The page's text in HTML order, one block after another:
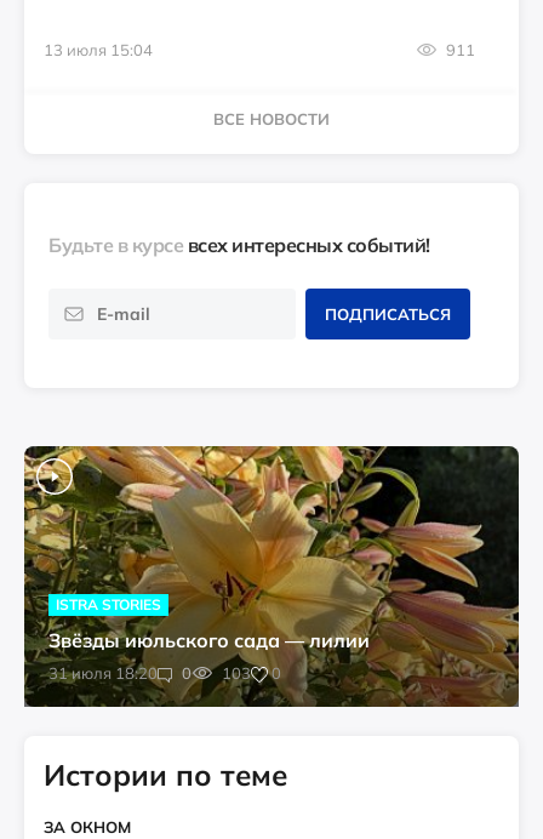
13 июля 15:04 911
ВСЕ НОВОСТИ
Будьте в курсе всех интересных событий!
ПОДПИСАТЬСЯ
31 июля 18:20 0 103 0
ISTRA STORIES
Звёзды июльского сада — лилии
Истории по теме
ЗА ОКНОМ